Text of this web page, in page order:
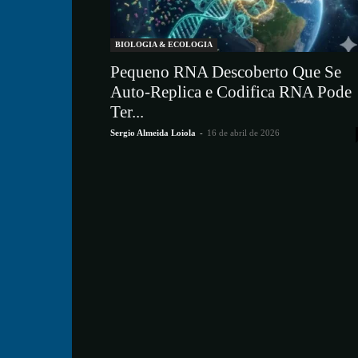
BIOLOGIA & ECOLOGIA
Pequeno RNA Descoberto Que Se
Auto-Replica e Codifica RNA Pode
Ter...
Sergio Almeida Loiola - 16 de abril de 2026